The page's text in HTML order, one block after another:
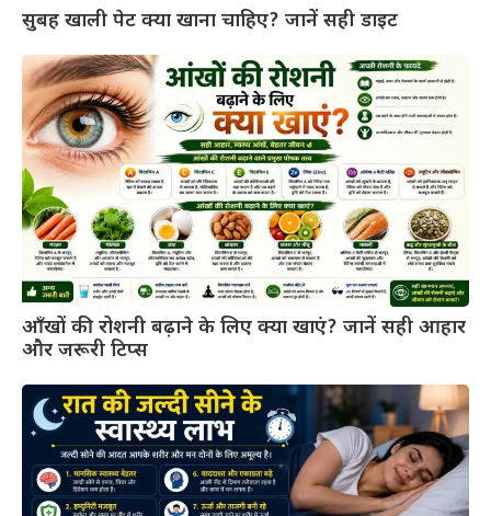
सुबह खाली पेट क्या खाना चाहिए? जानें सही डाइट
आँखों की रोशनी बढ़ाने के लिए क्या खाएं? जानें सही आहार
और जरूरी टिप्स